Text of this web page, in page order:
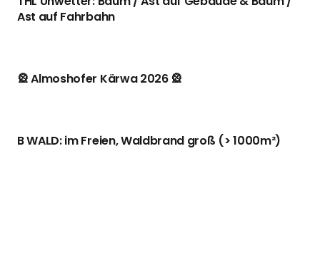
Ast auf Fahrbahn
🎡 Almoshofer Kärwa 2026 🎡
B WALD: im Freien, Waldbrand groß (> 1000m²)